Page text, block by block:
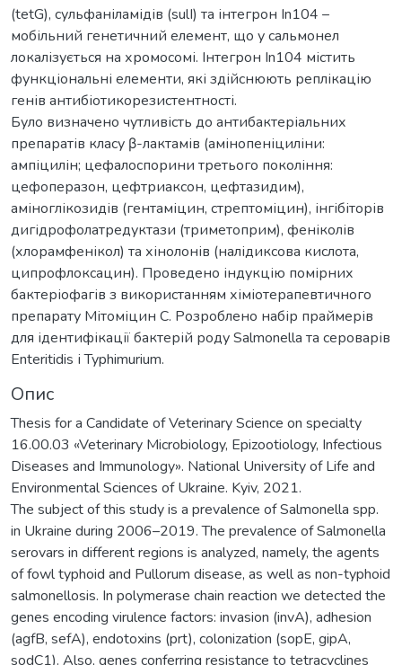
(tetG), сульфаніламідів (sulI) та інтегрон In104 –
мобільний генетичний елемент, що у сальмонел
локалізується на хромосомі. Інтегрон In104 містить
функціональні елементи, які здійснюють реплікацію
генів антибіотикорезистентності.
Було визначено чутливість до антибактеріальних
препаратів класу β-лактамів (амінопеніциліни:
ампіцилін; цефалоспорини третього покоління:
цефоперазон, цефтриаксон, цефтазидим),
аміноглікозидів (гентаміцин, стрептоміцин), інгібіторів
дигідрофолатредуктази (триметоприм), феніколів
(хлорамфенікол) та хінолонів (налідиксова кислота,
ципрофлоксацин). Проведено індукцію помірних
бактеріофагів з використанням хіміотерапевтичного
препарату Мітоміцин С. Розроблено набір праймерів
для ідентифікації бактерій роду Salmonella та сероварів
Enteritidis і Typhimurium.
Опис
Thesis for a Candidate of Veterinary Science on specialty
16.00.03 «Veterinary Microbiology, Epizootiology, Infectious
Diseases and Immunology». National University of Life and
Environmental Sciences of Ukraine. Kyiv, 2021.
The subject of this study is a prevalence of Salmonella spp.
in Ukraine during 2006–2019. The prevalence of Salmonella
serovars in different regions is analyzed, namely, the agents
of fowl typhoid and Pullorum disease, as well as non-typhoid
salmonellosis. In polymerase chain reaction we detected the
genes encoding virulence factors: invasion (invA), adhesion
(agfB, sefA), endotoxins (prt), colonization (sopE, gipA,
sodC1). Also, genes conferring resistance to tetracyclines